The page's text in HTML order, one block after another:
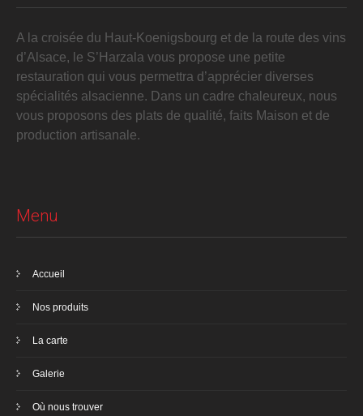
A la croisée du Haut-Koenigsbourg et de la route des vins
d’Alsace, le S’Harzala vous propose une petite
restauration qui vous permettra d’apprécier diverses
spécialités alsacienne. Dans un cadre chaleureux, nous
vous proposons des plats de qualité, faits Maison et de
production artisanale.
Menu
Accueil
Nos produits
La carte
Galerie
Où nous trouver